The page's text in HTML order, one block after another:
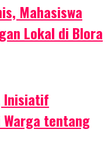
Mahasiswa
Lokal di Blora
Inisiatif
Warga tentang